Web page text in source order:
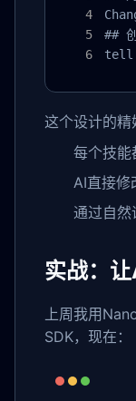
##
tell
这个设计的精
每个技能
AI直接修
通过自然
实战：
上周我用
SDK，现在：